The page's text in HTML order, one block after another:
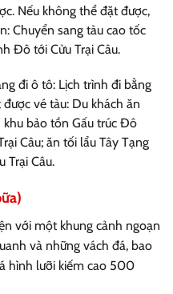
Nếu không thể đặt được,
Chuyển sang tàu cao tốc
Đô tới Cửu Trại Câu.
đi ô tô: Lịch trình đi bằng
vé tàu: Du khách ăn
bảo tồn Gấu trúc Đô
Câu; ăn tối lẩu Tây Tạng
Trại Câu.
với một khung cảnh ngoạn
và những vách đá, bao
hình lưỡi kiếm cao 500